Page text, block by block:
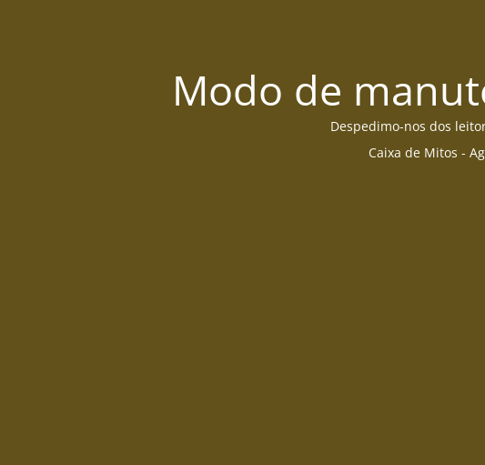
Modo de
Despedimo-nos dos
Caixa de Mitos -